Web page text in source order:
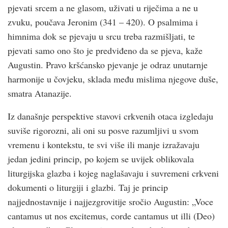
pjevati srcem a ne glasom, uživati u riječima a ne u
zvuku, poučava Jeronim (341 – 420). O psalmima i
himnima dok se pjevaju u srcu treba razmišljati, te
pjevati samo ono što je predviđeno da se pjeva, kaže
Augustin. Pravo krš­ćansko pjevanje je odraz unutarnje
harmonije u čovjeku, sklada među mislima njegove duše,
smatra Atanazije.
Iz današnje perspektive stavovi crk­venih otaca izgledaju
suviše rigorozni, ali oni su posve razumljivi u svom
vremenu i kontekstu, te svi više ili manje izražavaju
jedan jedini princip, po kojem se uvijek oblikovala
liturgijska glazba i kojeg naglašavaju i suvremeni crk­veni
dokumenti o liturgiji i glazbi. Taj je princip
najjednostavnije i najjezgrovitije sročio Augustin: „Voce
cantamus ut nos excitemus, corde cantamus ut illi (Deo)